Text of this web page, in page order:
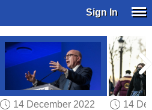
Sign In
14 December 2022
14